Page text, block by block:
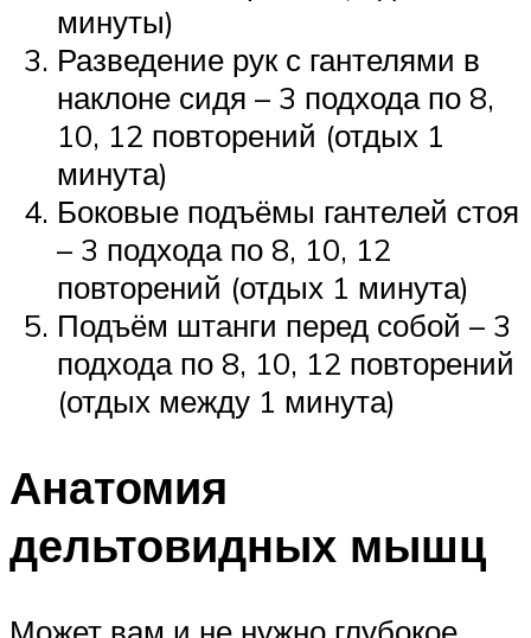
минуты)
Разведение рук с гантелями в
наклоне сидя – 3 подхода по 8,
10, 12 повторений (отдых 1
минута)
Боковые подъёмы гантелей стоя
– 3 подхода по 8, 10, 12
повторений (отдых 1 минута)
Подъём штанги перед собой – 3
подхода по 8, 10, 12 повторений
(отдых между 1 минута)
Анатомия
дельтовидных мышц